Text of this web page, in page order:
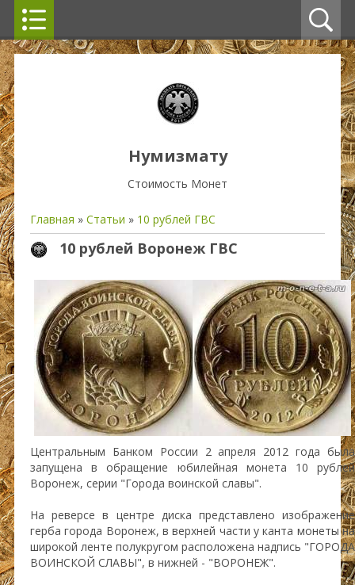
Нумизмату
Стоимость Монет
Главная » Статьи » 10 рублей ГВС
10 рублей Воронеж ГВС
Центральным Банком России 2 апреля 2012 года была
запущена в обращение юбилейная монета 10 рублей
Воронеж, серии "Города воинской славы".
На реверсе в центре диска представлено изображение
герба города Воронеж, в верхней части у канта монеты на
широкой ленте полукругом расположена надпись "ГОРОДА
ВОИНСКОЙ СЛАВЫ", в нижней - "ВОРОНЕЖ".